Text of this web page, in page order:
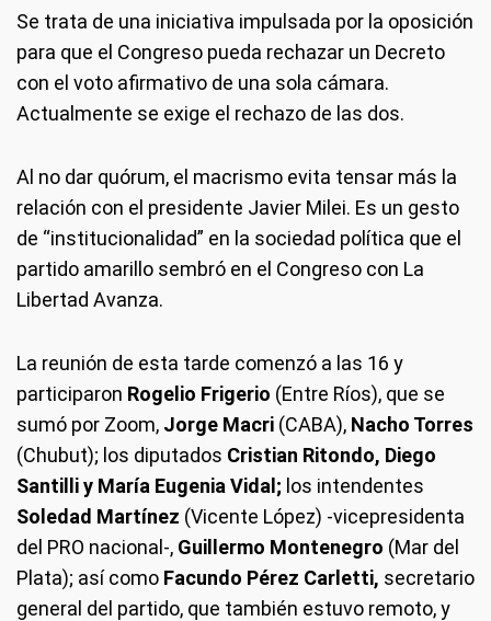
Se trata de una iniciativa impulsada por la oposición
para que el Congreso pueda rechazar un Decreto
con el voto afirmativo de una sola cámara.
Actualmente se exige el rechazo de las dos.
Al no dar quórum, el macrismo evita tensar más la
relación con el presidente Javier Milei. Es un gesto
de “institucionalidad” en la sociedad política que el
partido amarillo sembró en el Congreso con La
Libertad Avanza.
La reunión de esta tarde comenzó a las 16 y
participaron Rogelio Frigerio (Entre Ríos), que se
sumó por Zoom, Jorge Macri (CABA), Nacho Torres
(Chubut); los diputados Cristian Ritondo, Diego
Santilli y María Eugenia Vidal; los intendentes
Soledad Martínez (Vicente López) -vicepresidenta
del PRO nacional-, Guillermo Montenegro (Mar del
Plata); así como Facundo Pérez Carletti, secretario
general del partido, que también estuvo remoto, y